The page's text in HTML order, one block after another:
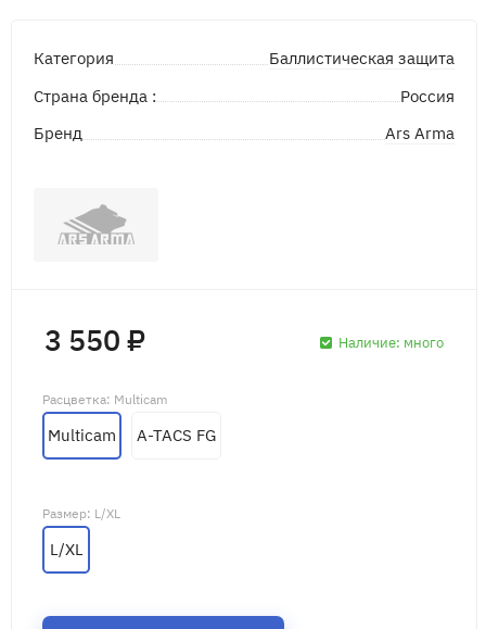
Категория
Баллистическая защита
Страна бренда :
Россия
Бренд
Ars Arma
Расцветка: Multicam
Multicam A-TACS FG
Размер: L/XL
L/XL
3 550 ₽ Наличие: много